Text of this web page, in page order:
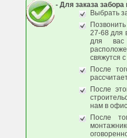
- Для заказа
Выбрать
27-68 для
для вас
свяжутся
После
После
нам в
После